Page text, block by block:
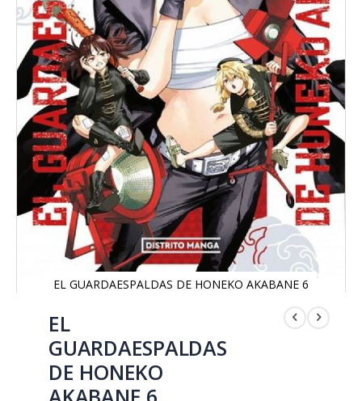
EL GUARDAESPALDAS DE HONEKO AKABANE 6
comienzo
EL
GUARDAESPALDAS
DE HONEKO